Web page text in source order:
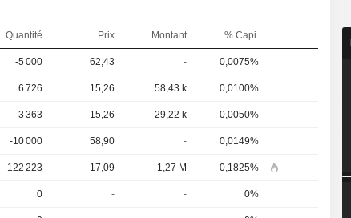
Quantité Prix Montant % Capi.
-5 000 62,43 - 0,0075%
6 726 15,26 58,43 k 0,0100%
3 363 15,26 29,22 k 0,0050%
-10 000 58,90 - 0,0149%
122 223 17,09 1,27 M 0,1825%
0 - - 0%